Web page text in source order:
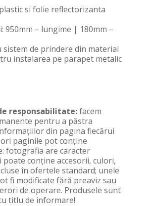
si folie reflectorizanta
950mm – lungime | 180mm –
sistem de prindere din material
instalarea pe parapet metalic
responsabilitate:facem
pentru a păstra
din pagina fiecărui
paginile pot conţine
fotografia are caracter
conţine accesorii, culori,
în ofertele standard; unele
fi modificate fără preaviz sau
de operare. Produsele sunt
titlu de informare!